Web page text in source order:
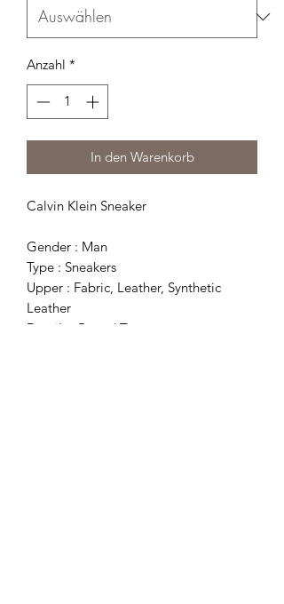
Anzahl *
In den Warenkorb
Calvin Klein Sneaker
Gender : Man
Type : Sneakers
Upper : Fabric, Leather, Synthetic
Leather
Details : Round Toe